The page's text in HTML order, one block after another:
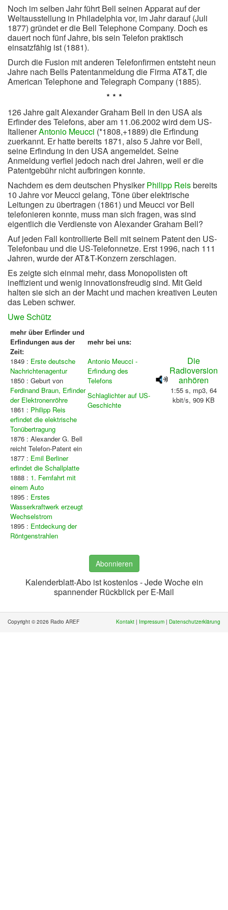
Noch im selben Jahr führt Bell seinen Apparat auf der
Weltausstellung in Philadelphia vor, im Jahr darauf (Juli
1877) gründet er die Bell Telephone Company. Doch es
dauert noch fünf Jahre, bis sein Telefon praktisch
einsatzfähig ist (1881).
Durch die Fusion mit anderen Telefonfirmen entsteht neun
Jahre nach Bells Patentanmeldung die Firma AT&T, die
American Telephone and Telegraph Company (1885).
* * *
126 Jahre galt Alexander Graham Bell in den USA als
Erfinder des Telefons, aber am 11.06.2002 wird dem US-
ItalienerAntonio Meucci (*1808,+1889) die Erfindung
zuerkannt. Er hatte bereits 1871, also 5 Jahre vor Bell,
seine Erfindung in den USA angemeldet. Seine
Anmeldung verfiel jedoch nach drei Jahren, weil er die
Patentgebühr nicht aufbringen konnte.
Nachdem es dem deutschen PhysikerPhilipp Reisbereits
10 Jahre vor Meucci gelang, Töne über elektrische
Leitungen zu übertragen (1861) und Meucci vor Bell
telefonieren konnte, muss man sich fragen, was sind
eigentlich die Verdienste von Alexander Graham Bell?
Auf jeden Fall kontrollierte Bell mit seinem Patent den US-
Telefonbau und die US-Telefonnetze. Erst 1996, nach 111
Jahren, wurde der AT&T-Konzern zerschlagen.
Es zeigte sich einmal mehr, dass Monopolisten oft
ineffizient und wenig innovationsfreudig sind. Mit Geld
halten sie sich an der Macht und machen kreativen Leuten
das Leben schwer.
Uwe Schütz
mehr über Erfinder und
Erfindungen aus der
Zeit:
mehr bei uns:
1849 : Erste deutsche
Nachrichtenagentur
1850 : Geburt von
Ferdinand Braun, Erfinder
der Elektronenröhre
1861 : Philipp Reis
erfindet die elektrische
Tonübertragung
1876 : Alexander G. Bell
reicht Telefon-Patent ein
1877 : Emil Berliner
erfindet die Schallplatte
1888 : 1. Fernfahrt mit
einem Auto
1895 : Erstes
Wasserkraftwerk erzeugt
Wechselstrom
1895 : Entdeckung der
Röntgenstrahlen
Antonio Meucci -
Erfindung des
Telefons
Schlaglichter auf US-
Geschichte
Die
Radioversion
anhören
1:55 s, mp3, 64
kbit/s, 909 KB
Abonnieren
Kalenderblatt-Abo ist kostenlos - Jede Woche ein
spannender Rückblick per E-Mail
Copyright © 2026 Radio AREF Kontakt | Impressum | Datenschutzerklärung